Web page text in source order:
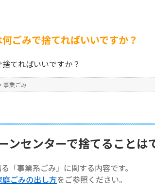
ごみで捨てればいいですか？
てればいいですか？
事業ごみ
ンセンターで捨てることは
「事業系ごみ」に関する内容です。
庭ごみの出し方をご参照ください。